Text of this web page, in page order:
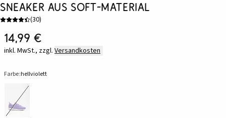
Sneaker aus Soft-Material
(30)
14,99 €
inkl. MwSt., zzgl. Versandkosten
Farbe:hellviolett